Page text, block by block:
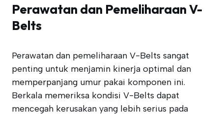
Perawatan dan Pemeliharaan V-
Belts
Perawatan dan pemeliharaan V-Belts sangat
penting untuk menjamin kinerja optimal dan
memperpanjang umur pakai komponen ini.
Berkala memeriksa kondisi V-Belts dapat
mencegah kerusakan yang lebih serius pada